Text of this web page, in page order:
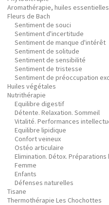
Aromathérapie, huiles essentielles
Fleurs de Bach
Sentiment de souci
Sentiment d'incertitude
Sentiment de manque d'intérêt
Sentiment de solitude
Sentiment de sensibilité
Sentiment de tristesse
Sentiment de préoccupation
Huiles végétales
Nutrithérapie
Equilibre digestif
Détente. Relaxation. Sommeil
Vitalité. Performances
Equilibre lipidique
Confort veineux
Ostéo articulaire
Elimination. Détox.
Femme
Enfants
Défenses naturelles
Tisane
Thermothérapie Les Chochottes